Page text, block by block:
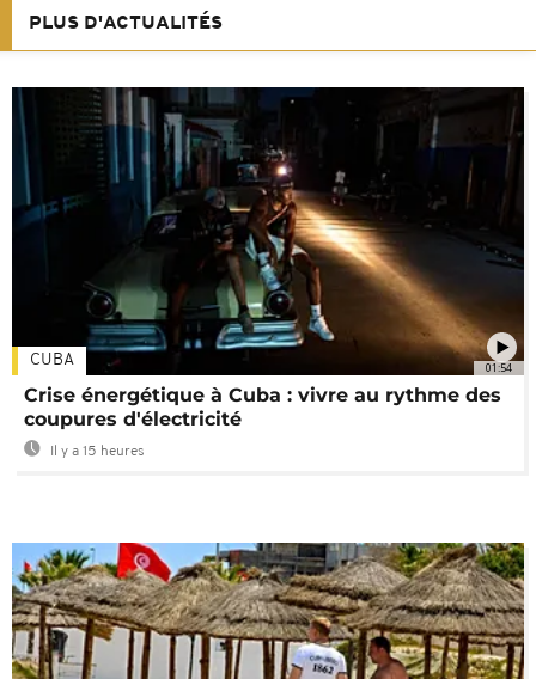
PLUS D'ACTUALITÉS
01:54
CUBA
Crise énergétique à Cuba : vivre au rythme des
coupures d'électricité
Il y a 15 heures